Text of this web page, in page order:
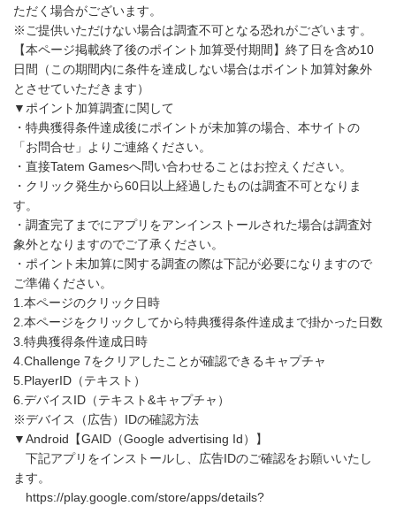
ただく場合がございます。
※ご提供いただけない場合は調査不可となる恐れがございます。
【本ページ掲載終了後のポイント加算受付期間】終了日を含め10
日間（この期間内に条件を達成しない場合はポイント加算対象外
とさせていただきます）
▼ポイント加算調査に関して
・特典獲得条件達成後にポイントが未加算の場合、本サイトの
「お問合せ」よりご連絡ください。
・直接Tatem Gamesへ問い合わせることはお控えください。
・クリック発生から60日以上経過したものは調査不可となりま
す。
・調査完了までにアプリをアンインストールされた場合は調査対
象外となりますのでご了承ください。
・ポイント未加算に関する調査の際は下記が必要になりますので
ご準備ください。
1.本ページのクリック日時
2.本ページをクリックしてから特典獲得条件達成まで掛かった日数
3.特典獲得条件達成日時
4.Challenge 7をクリアしたことが確認できるキャプチャ
5.PlayerID（テキスト）
6.デバイスID（テキスト&キャプチャ）
※デバイス（広告）IDの確認方法
▼Android【GAID（Google advertising Id）】
下記アプリをインストールし、広告IDのご確認をお願いいたし
ます。
https://play.google.com/store/apps/details?